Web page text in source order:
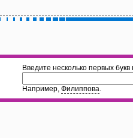
Введите несколько первых
Например, Филиппова.